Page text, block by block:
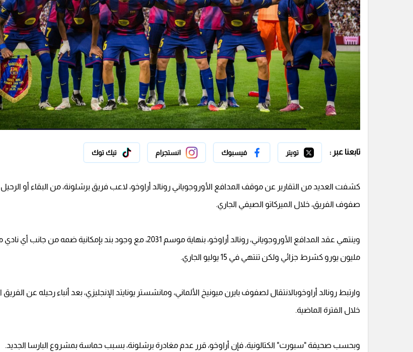
تابعنا عبر : تويتر فيسبوك انستجرام تيك توك
كشفت العديد من التقارير عن موقف المدافع الأوروجوياني رونالد أراوخو، لاعب فريق برشلونة، من البقاء أو
صفوف الفريق، خلال الميركاتو الصيفي الجاري.
مليون يورو كشرط جزائي ولكن تنتهي في 15 يوليو الجاري.
وارتبط رونالد أراوخوبالانتقال لصفوف بايرن ميونيخ الألماني، ومانشستر يونايتد الإنجليزي، بعد أنباء رحيله عن الفريق
خلال الفترة الماضية.
وبحسب صحيفة "سبورت" الكتالونية، فإن أراوخو، قرر عدم مغادرة برشلونة، بسبب حماسة بمشروع البارسا الجديد.